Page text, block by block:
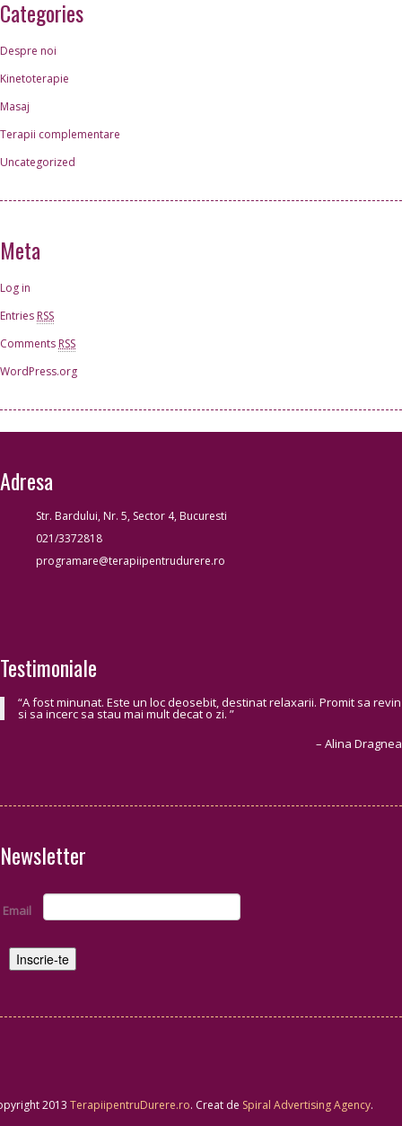
Categories
Despre noi
Kinetoterapie
Masaj
Terapii complementare
Uncategorized
Meta
Log in
Entries RSS
Comments RSS
WordPress.org
Adresa
Str. Bardului, Nr. 5, Sector 4, Bucuresti
021/3372818
programare@terapiipentrudurere.ro
Testimoniale
A fost minunat. Este un loc deosebit, destinat relaxarii. Promit sa revin
si sa incerc sa stau mai mult decat o zi.
Alina Dragnea
Newsletter
Email
2013 TerapiipentruDurere.ro. Creat de Spiral Advertising Agency.